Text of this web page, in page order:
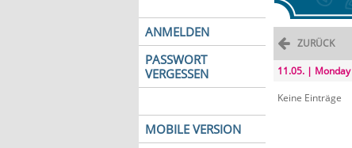
ANMELDEN
PASSWORT
VERGESSEN
MOBILE VERSION
ZURÜCK
11.05. | Monday
Keine Einträge